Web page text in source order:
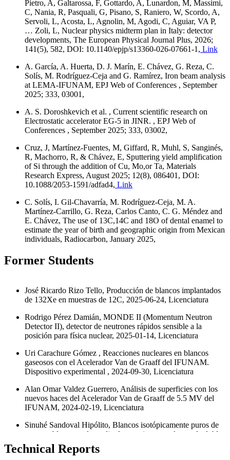
Pietro, A, Galtarossa, F, Gottardo, A, Lunardon, M, Massimi,
C, Nania, R, Pasquali, G, Pisano, S, Raniero, W, Scordo, A,
Servoli, L, Acosta, L, Agnolin, M, Agodi, C, Aguiar, VA P,
… Zoli, L, Nuclear physics midterm plan in Italy: detector
developments, The European Physical Journal Plus, 2026;
141(5), 582, DOI: 10.1140/epjp/s13360-026-07661-1, Link
A. García, A. Huerta, D. J. Marín, E. Chávez, G. Reza, C.
Solís, M. Rodríguez-Ceja and G. Ramírez, Iron beam analysis
at LEMA-IFUNAM, EPJ Web of Conferences , September
2025; 333, 03001,
A. S. Doroshkevich et al. , Current scientific research on
Electrostatic accelerator EG-5 in JINR. , EPJ Web of
Conferences , September 2025; 333, 03002,
Cruz, J, Martínez-Fuentes, M, Giffard, R, Muhl, S, Sanginés,
R, Machorro, R, & Chávez, E, Sputtering yield amplification
of Si through the addition of Cu, Mo,or Ta, Materials
Research Express, August 2025; 12(8), 086401, DOI:
10.1088/2053-1591/adfad4, Link
C. Solís, I. Gil-Chavarría, M. Rodríguez-Ceja, M. A.
Martínez-Carrillo, G. Reza, Carlos Canto, C. G. Méndez and
E. Chávez, The use of 13C,14C and 18O of dental enamel to
estimate the year of birth and geographic origin from Mexican
individuals, Radiocarbon, January 2025,
Former Students
José Ricardo Rizo Tello, Producción de blancos implantados
de 132Xe en muestras de 12C, 2025-06-24, Licenciatura
Rodrigo Pérez Damián, MONDE II (Momentum Neutron
Detector II), detector de neutrones rápidos sensible a la
posición para física nuclear, 2025-01-14, Licenciatura
Uri Carachure Gómez , Reacciones nucleares en blancos
gaseosos con el Acelerador Van de Graaff del IFUNAM.
Dispositivo experimental , 2024-09-30, Licenciatura
Alan Omar Valdez Guerrero, Análisis de superficies con los
nuevos haces del Acelerador Van de Graaff de 5.5 MV del
IFUNAM, 2024-02-19, Licenciatura
Sinuhé Sandoval Hipólito, Blancos isotópicamente puros de
gases nobles para el estudio de reacciones nucleares de doble
intercambio de carga, 2023-02-10, Maestría
Technical Reports